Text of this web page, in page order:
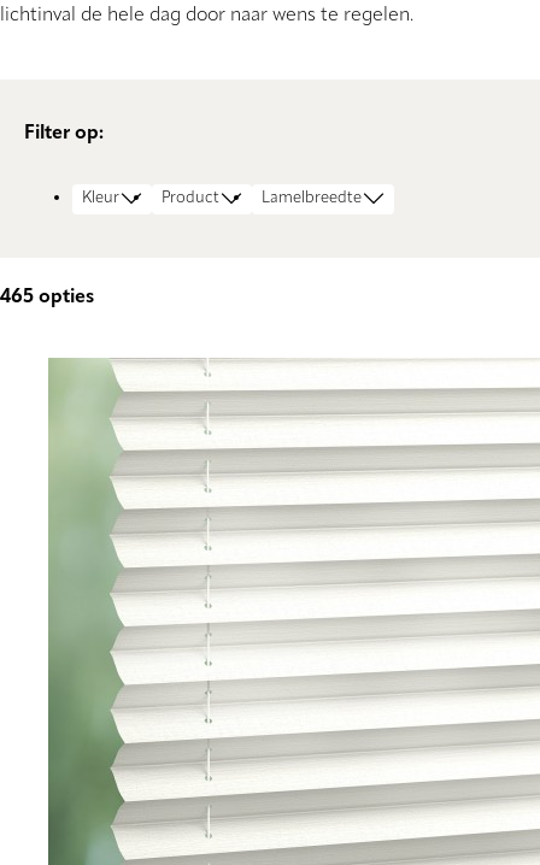
lichtinval de hele dag door naar wens te regelen.
Filter op:
Kleur Product Lamelbreedte
465 opties